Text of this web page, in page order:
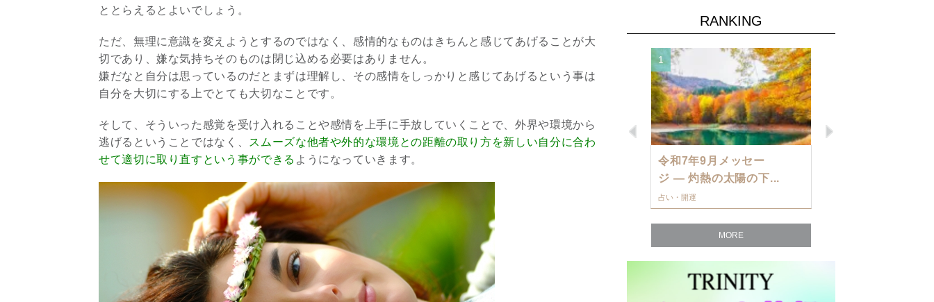
ととらえるとよいでしょう。
ただ、無理に意識を変えようとするのではなく、感情的なものはきちんと感じてあげることが大
切であり、嫌な気持ちそのものは閉じ込める必要はありません。
嫌だなと自分は思っているのだとまずは理解し、その感情をしっかりと感じてあげるという事は
自分を大切にする上でとても大切なことです。
そして、そういった感覚を受け入れることや感情を上手に手放していくことで、外界や環境から
逃げるということではなく、 スムーズな他者や外的な環境との距離の取り方を新しい自分に合わ
せて適切に取り直すという事ができる ようになっていきます。
RANKING
Previous
1
令和7年9月メッセー
ジ — 灼熱の太陽の下...
占い・開運
MORE